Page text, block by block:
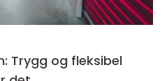
Trygg og fleksibel